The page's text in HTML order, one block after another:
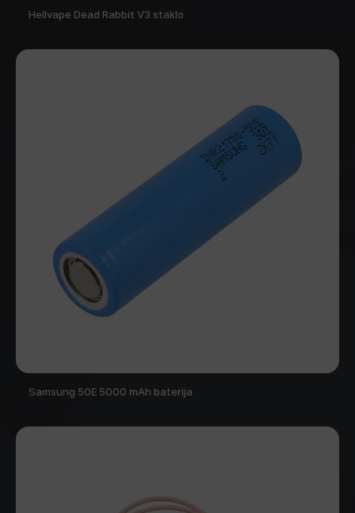
Hellvape Dead Rabbit V3 staklo
Samsung 50E 5000 mAh baterija